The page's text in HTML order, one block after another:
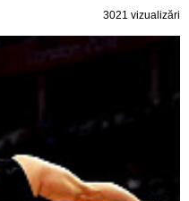
3021 vizualizări